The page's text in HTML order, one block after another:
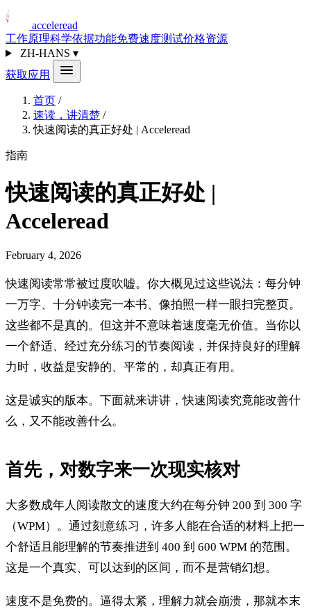
acceleread
工作原理科学依据功能免费速度测试价格资源
ZH-HANS ▾
获取应用
首页 /
速读，讲清楚 /
快速阅读的真正好处 | Acceleread
指南
快速阅读的真正好处 |
Acceleread
February 4, 2026
快速阅读常常被过度吹嘘。你大概见过这些说法：每分钟
一万字、十分钟读完一本书、像拍照一样一眼扫完整页。
这些都不是真的。但这并不意味着速度毫无价值。当你以
一个舒适、经过充分练习的节奏阅读，并保持良好的理解
力时，收益是安静的、平常的，却真正有用。
这是诚实的版本。下面就来讲讲，快速阅读究竟能改善什
么，又不能改善什么。
首先，对数字来一次现实核对
大多数成年人阅读散文的速度大约在每分钟 200 到 300 字
（WPM）。通过刻意练习，许多人能在合适的材料上把一
个舒适且能理解的节奏推进到 400 到 600 WPM 的范围。
这是一个真实、可以达到的区间，而不是营销幻想。
速度不是免费的。逼得太紧，理解力就会崩溃，那就本末